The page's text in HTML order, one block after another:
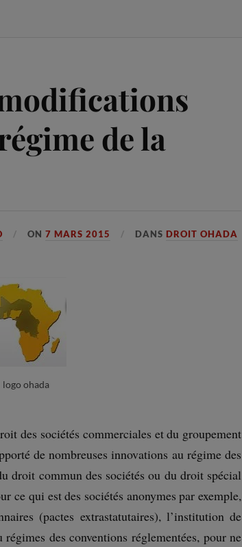
de la
ON7 MARS 2015 DANSDROIT OHADA
logo ohada
des sociétés commerciales et du groupement
de nombreuses innovations au régime des
droit commun des sociétés ou du droit spécial
ce qui est des sociétés anonymes par exemple,
(pactes extrastatutaires), l’institution de
des conventions réglementées, pour ne